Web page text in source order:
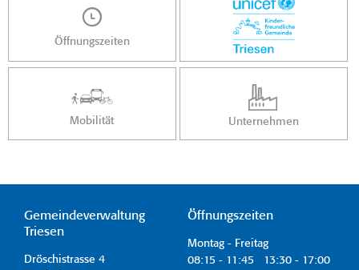
Öffnungszeiten
Mobilität Unternehmen
Gemeindeverwaltung
Triesen
Dröschistrasse 4
Öffnungszeiten
Montag - Freitag
08:15 - 11:45 13:30 - 17:00